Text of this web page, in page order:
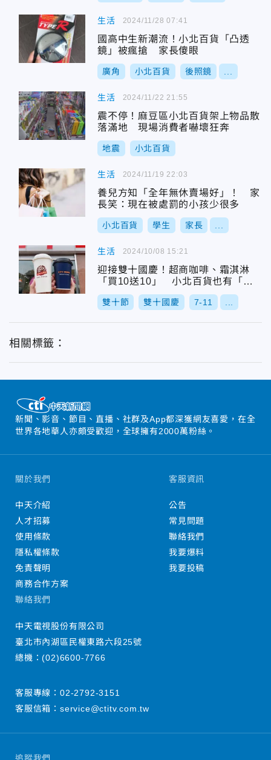
生活
國高中生新潮流！小北百貨「凸透
鏡」被瘋搶 家長傻眼
廣角 小北百貨 後照鏡
2024/11/28 07:41
生活
震不停！麻豆區小北百貨架上物品散
落滿地 現場消費者嚇壞狂奔
地震 小北百貨
2024/11/22 21:55
生活
養兒方知「全年無休賣場好」！ 家
長笑：現在被處罰的小孩少很多
小北百貨 學生 家長
2024/11/19 22:03
生活
迎接雙十國慶！超商咖啡、霜淇淋
「買10送10」 小北百貨也有「買1
送1」
雙十節 雙十國慶 7-11
2024/10/08 15:21
相關標籤：
新聞、影音、節目、直播、社群及App都深獲網友喜愛，在全
世界各地華人亦頗受歡迎，全球擁有2000萬粉絲。
關於我們
中天介紹
人才招募
使用條款
隱私權條款
免責聲明
商務合作方案
客服資訊
公告
常見問題
聯絡我們
我要爆料
我要投稿
聯絡我們
中天電視股份有限公司
臺北市內湖區民權東路六段25號
總機：(02)6600-7766
客服專線： 02-2792-3151
客服信箱： service@ctitv.com.tw